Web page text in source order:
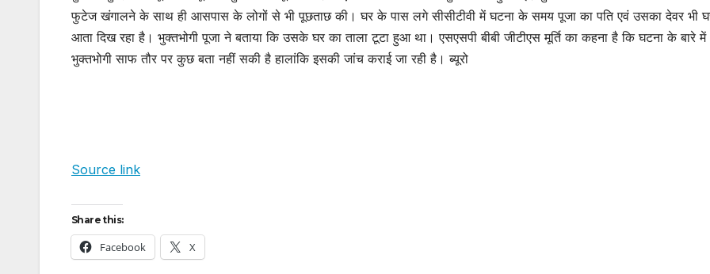
फुटेज खंगालने के साथ ही आसपास के लोगों से भी पूछताछ की। घर के पास लगे सीसीटीवी में घटना के समय पूजा का पति एवं उसका देवर भी
आता दिख रहा है। भुक्तभोगी पूजा ने बताया कि उसके घर का ताला टूटा हुआ था। एसएसपी बीबी जीटीएस मूर्ति का कहना है कि घटना के बारे में
भुक्तभोगी साफ तौर पर कुछ बता नहीं सकी है हालांकि इसकी जांच कराई जा रही है। ब्यूरो
Source link
Share this:
Facebook X